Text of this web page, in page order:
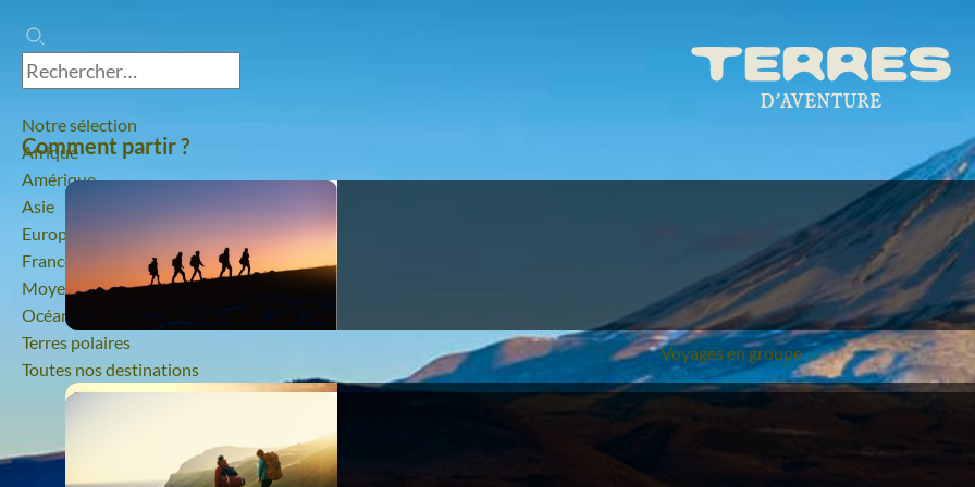
Notre sélection
Afrique
Amérique
Asie
Europe
France
Moyen-Orient
Océanie
Terres polaires
Toutes nos destinations
Comment partir ?
Voyages en groupe